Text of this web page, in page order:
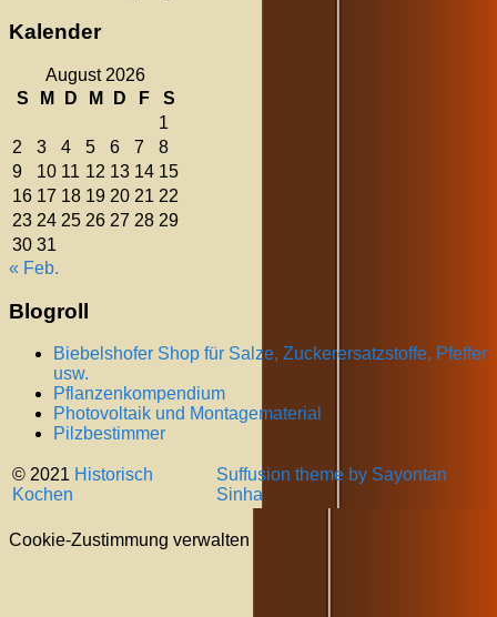
Kalender
August 2026
S
M D M D F
S
1
2
3 4 5 6 7
8
9
10 11 12 13 14 15
16 17 18 19 20 21 22
23 24 25 26 27 28 29
30 31
« Feb.
Blogroll
Biebelshofer Shop für Salze, Zuckerersatzstoffe, Pfeffer
usw.
Pflanzenkompendium
Photovoltaik und Montagematerial
Pilzbestimmer
© 2021 Historisch
Kochen
Suffusion theme by Sayontan
Sinha
Cookie-Zustimmung verwalten